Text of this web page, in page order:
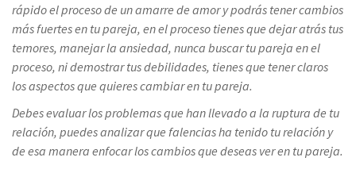
rápido el proceso de un amarre de amor y podrás tener cambios
más fuertes en tu pareja, en el proceso tienes que dejar atrás tus
temores, manejar la ansiedad, nunca buscar tu pareja en el
proceso, ni demostrar tus debilidades, tienes que tener claros
los aspectos que quieres cambiar en tu pareja.
Debes evaluar los problemas que han llevado a la ruptura de tu
relación, puedes analizar que falencias ha tenido tu relación y
de esa manera enfocar los cambios que deseas ver en tu pareja.